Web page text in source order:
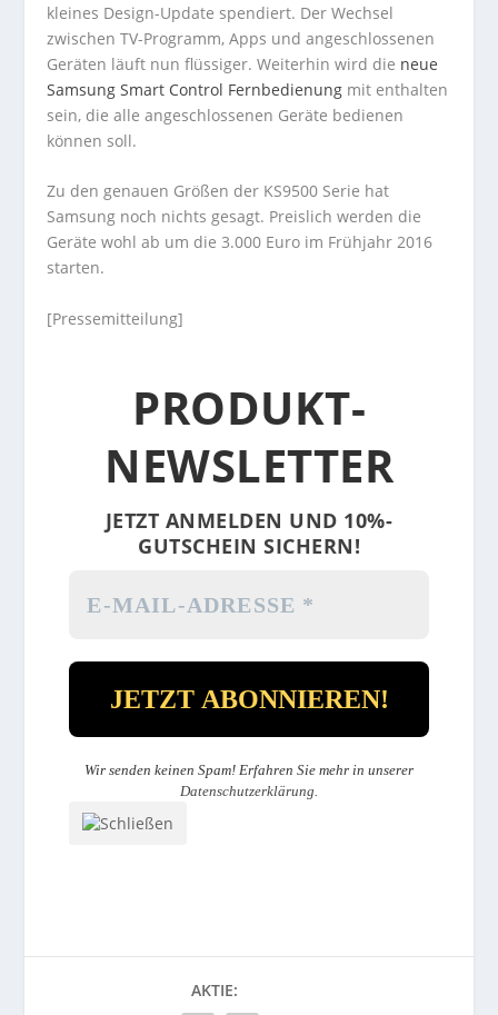
kleines Design-Update spendiert. Der Wechsel
zwischen TV-Programm, Apps und angeschlossenen
Geräten läuft nun flüssiger. Weiterhin wird die neue
Samsung Smart Control Fernbedienung mit enthalten
sein, die alle angeschlossenen Geräte bedienen
können soll.
Zu den genauen Größen der KS9500 Serie hat
Samsung noch nichts gesagt. Preislich werden die
Geräte wohl ab um die 3.000 Euro im Frühjahr 2016
starten.
[Pressemitteilung]
PRODUKT-
NEWSLETTER
JETZT ANMELDEN UND 10%-
GUTSCHEIN SICHERN!
Wir senden keinen Spam! Erfahren Sie mehr in unserer
Datenschutzerklärung
AKTIE: